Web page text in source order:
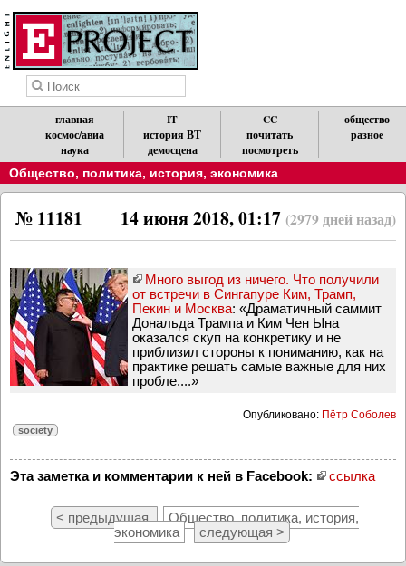
главная
космос/авиа
наука
IT
история ВТ
демосцена
CC
почитать
посмотреть
общество
разное
Общество, политика, история, экономика
14 июня 2018, 01:17 (2979 дней назад)
№ 11181
Много выгод из ничего. Что получили
от встречи в Сингапуре Ким, Трамп,
Пекин и Москва: «Драматичный саммит
Дональда Трампа и Ким Чен Ына
оказался скуп на конкретику и не
приблизил стороны к пониманию, как на
практике решать самые важные для них
пробле....»
Опубликовано: Пётр Соболев
society
Эта заметка и комментарии к ней в Facebook: ссылка
< предыдущая
Общество, политика, история,
экономика
следующая >